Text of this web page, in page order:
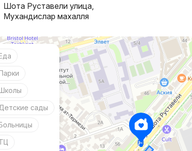
Шота Руставели улица,
Мухандислар махалля
сады